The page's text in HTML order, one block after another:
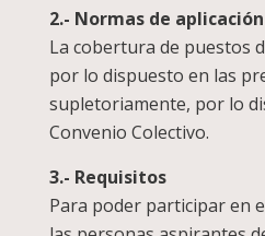
2.- Normas de aplicación
La cobertura de puestos
por lo dispuesto en las
supletoriamente, por lo
Convenio Colectivo.
3.- Requisitos
Para poder participar en